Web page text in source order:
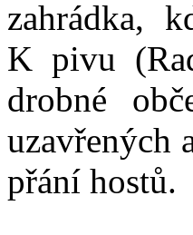
zahrádka,
K pivu
drobné
uzavřených
přání hostů.